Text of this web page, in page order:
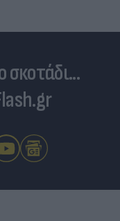
σκοτάδι...